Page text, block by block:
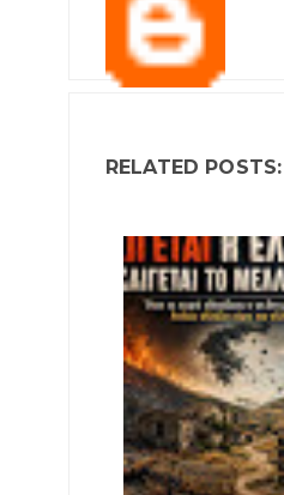
RELATED POSTS: